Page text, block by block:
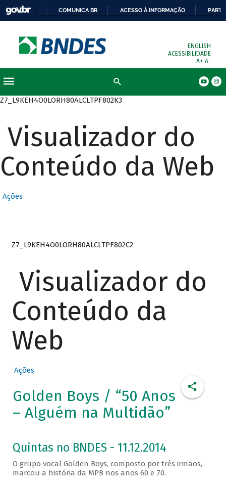
COMUNICA BR ACESSO À INFORMAÇÃO
ENGLISH
ACESSIBILIDADE
A+ A-
Z7_L9KEH4O0LORH80ALCLTPF802K3
Visualizador do
Conteúdo da Web
Ações
Z7_L9KEH4O0LORH80ALCLTPF802C2
Visualizador do
Conteúdo da
Web
Ações
Golden Boys / “50 Anos
– Alguém na Multidão”
Quintas no BNDES - 11.12.2014
O grupo vocal Golden Boys, composto por três irmãos,
marcou a história da MPB nos anos 60 e 70.